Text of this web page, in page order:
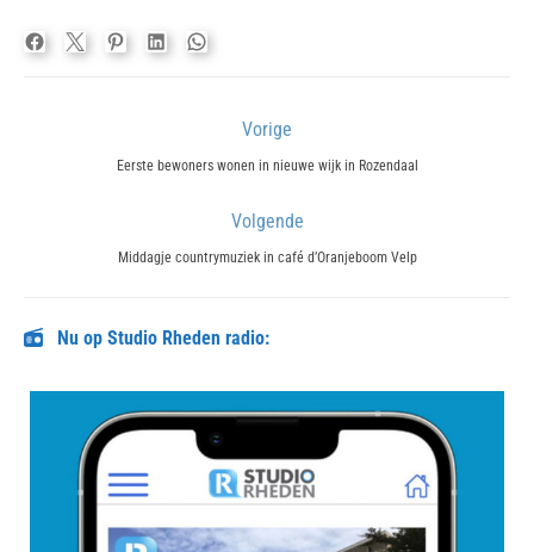
navigatie
Vorige
Previous
Eerste bewoners wonen in nieuwe wijk in Rozendaal
Volgende
Next
Middagje countrymuziek in café d’Oranjeboom Velp
Nu op Studio Rheden radio: